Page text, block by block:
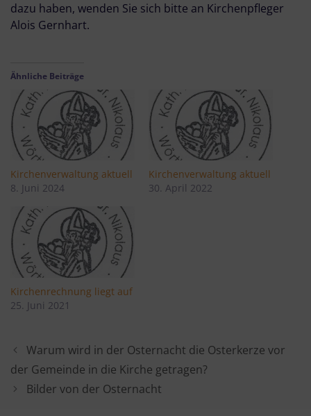
dazu haben, wenden Sie sich bitte an Kirchenpfleger
Alois Gernhart.
Ähnliche Beiträge
Kirchenverwaltung aktuell
8. Juni 2024
Kirchenverwaltung aktuell
30. April 2022
Kirchenrechnung liegt auf
25. Juni 2021
Warum wird in der Osternacht die Osterkerze vor
der Gemeinde in die Kirche getragen?
Bilder von der Osternacht